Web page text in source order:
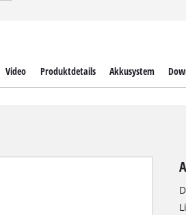
Video Produktdetails Akkusystem